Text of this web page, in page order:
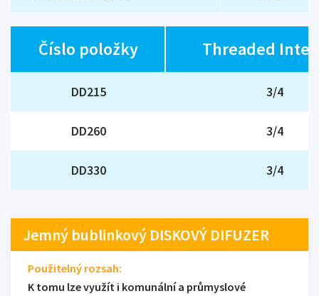
Číslo položky Threaded
DD215 3/4
DD260 3/4
DD330 3/4
Jemný bublinkový DISKOVÝ DIFUZER
Použitelný rozsah:
K tomu lze využít i komunální a průmyslové